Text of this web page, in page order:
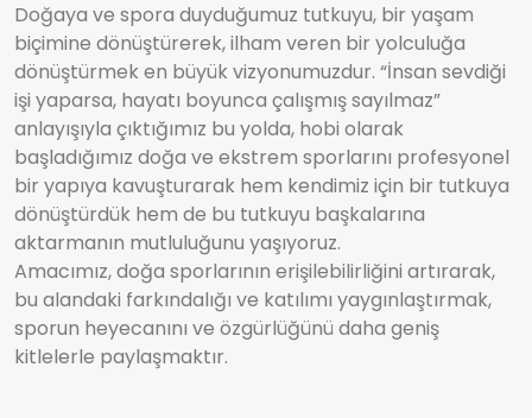
Doğaya ve spora duyduğumuz tutkuyu, bir yaşam
biçimine dönüştürerek, ilham veren bir yolculuğa
dönüştürmek en büyük vizyonumuzdur. “İnsan sevdiği
işi yaparsa, hayatı boyunca çalışmış sayılmaz”
anlayışıyla çıktığımız bu yolda, hobi olarak
başladığımız doğa ve ekstrem sporlarını profesyonel
bir yapıya kavuşturarak hem kendimiz için bir tutkuya
dönüştürdük hem de bu tutkuyu başkalarına
aktarmanın mutluluğunu yaşıyoruz.
Amacımız, doğa sporlarının erişilebilirliğini artırarak,
bu alandaki farkındalığı ve katılımı yaygınlaştırmak,
sporun heyecanını ve özgürlüğünü daha geniş
kitlelerle paylaşmaktır.